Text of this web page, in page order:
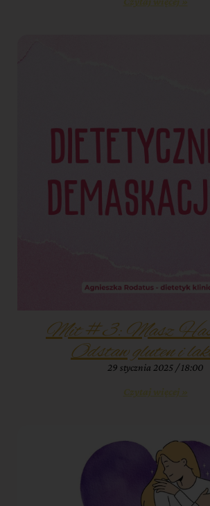
Mit #3: Masz
Odstaw gluten i
29 stycznia 2025 18:00
Czytaj więcej »